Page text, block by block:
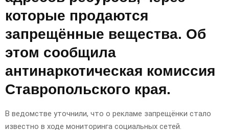
которые продаются
запрещённые вещества. Об
этом сообщила
антинаркотическая комиссия
Ставропольского края.
В ведомстве уточнили, что о рекламе запрещёнки стало
известно в ходе мониторинга социальных сетей.